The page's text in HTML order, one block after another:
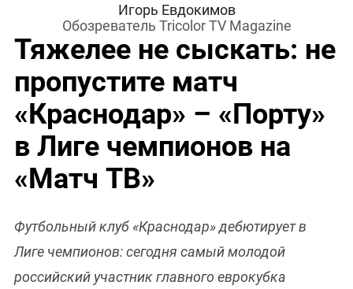
Игорь Евдокимов
Обозреватель Tricolor TV Magazine
Тяжелее не сыскать: не
пропустите матч
«Краснодар» – «Порту»
в Лиге чемпионов на
«Матч ТВ»
Футбольный клуб «Краснодар» дебютирует в
Лиге чемпионов: сегодня самый молодой
российский участник главного еврокубка